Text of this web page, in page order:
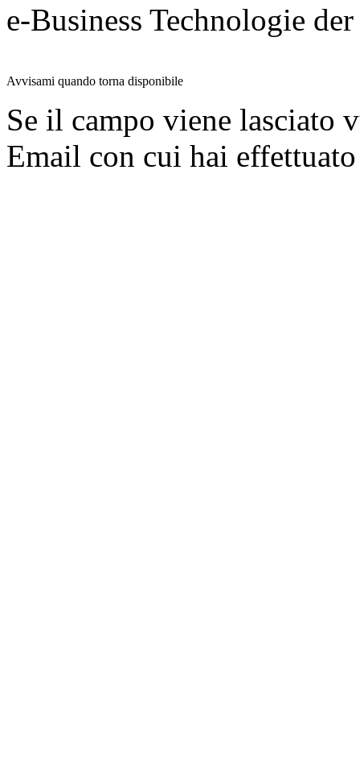
e-Business Technologie
Avvisami quando torna disponibile
Se il campo viene lasciato
Email con cui hai